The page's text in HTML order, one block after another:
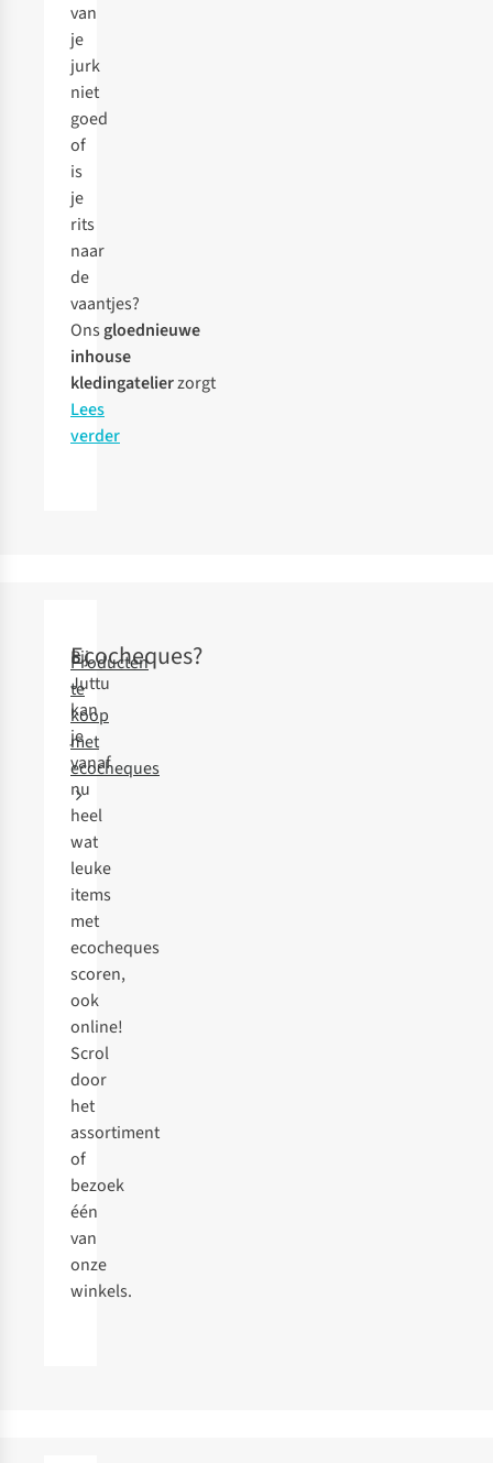
van
je
jurk
niet
goed
of
is
je
rits
naar
de
vaantjes?
Ons gloednieuwe
inhouse
kledingatelierzorgt
Lees
verder
Ecocheques?
Bij
Juttu
kan
je
vanaf
nu
heel
wat
leuke
items
met
ecocheques
scoren,
ook
online!
Scrol
door
het
assortiment
of
bezoek
één
van
onze
winkels.
Producten
te
koop
met
ecocheques